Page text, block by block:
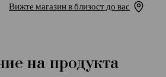
Вижте магазин в близост до вас
на продукта